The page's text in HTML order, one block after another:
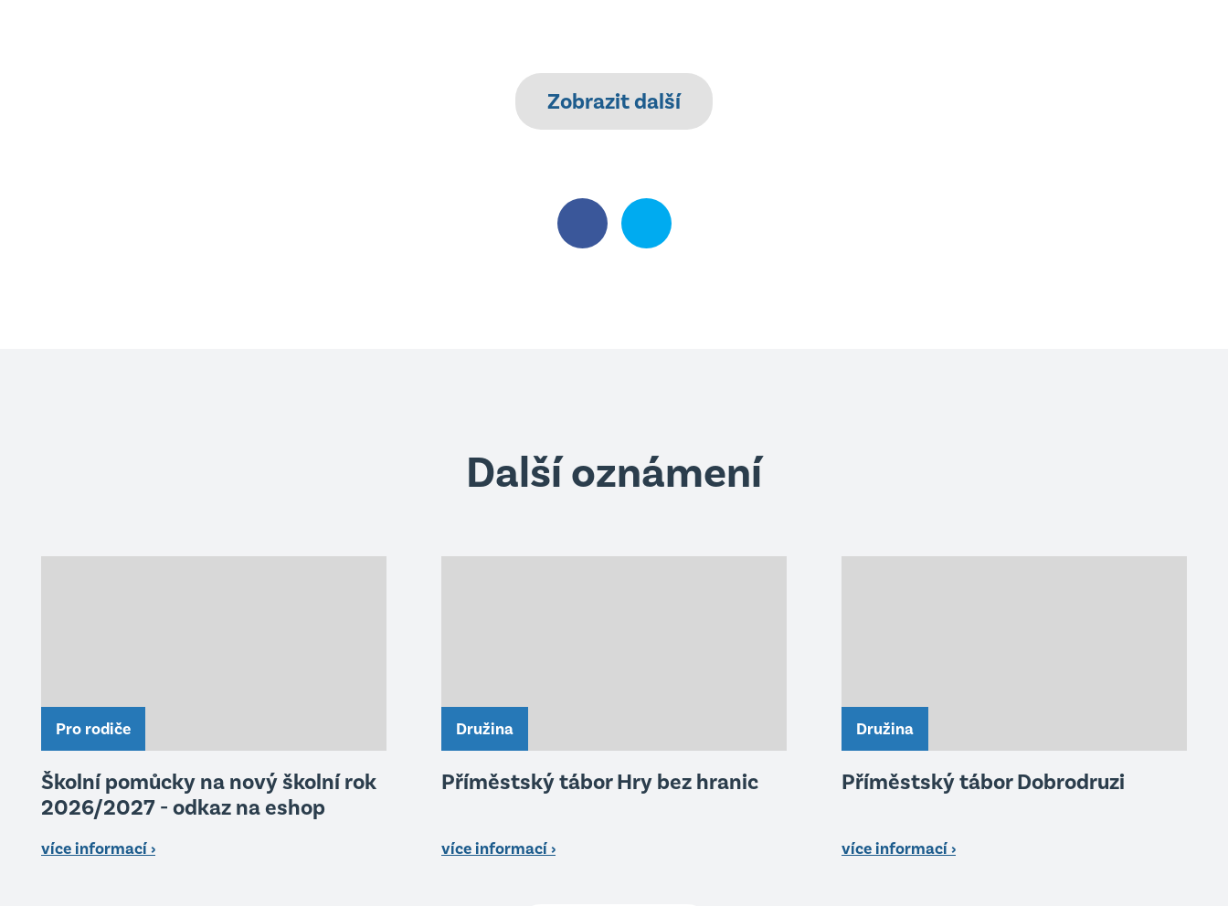
Zobrazit další
Další oznámení
Pro rodiče
Školní pomůcky na nový školní rok
2026/2027 - odkaz na eshop
více informací ›
Družina
Příměstský tábor Hry bez hranic
více informací ›
Družina
Příměstský tábor Dobrodruzi
více informací ›